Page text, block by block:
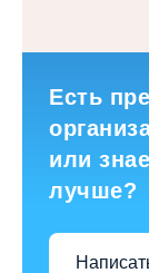
Есть
или
лучше?